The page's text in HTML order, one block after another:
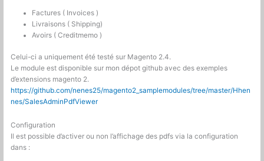
Factures ( Invoices )
Livraisons ( Shipping)
Avoirs ( Creditmemo )
Celui-ci a uniquement été testé sur Magento 2.4.
Le module est disponible sur mon dépot github avec des exemples
d’extensions magento 2.
https://github.com/nenes25/magento2_samplemodules/tree/master/Hhen
nes/SalesAdminPdfViewer
Configuration
Il est possible d’activer ou non l’affichage des pdfs via la configuration
dans :